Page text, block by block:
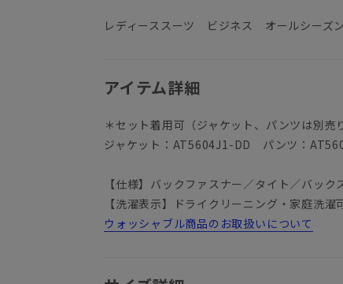
レディーススーツ ビジネス オールシーズン
アイテム詳細
＊セット着用可（ジャケット、パンツは別売
ジャケット：AT5604J1-DD パンツ：
【仕様】バックファスナー／タイト／バック
【洗濯表示】ドライクリーニング・家庭洗濯
ウォッシャブル商品のお取扱いについて